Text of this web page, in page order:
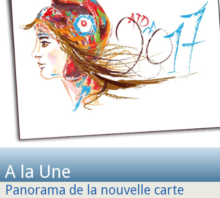
A la Une
Panorama de la nouvelle carte